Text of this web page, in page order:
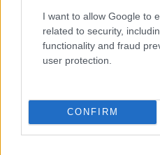
I want to allow Google to
related to security,
functionality and fraud
user protection.
CONFIRM
I nostri cari
I nostri cari